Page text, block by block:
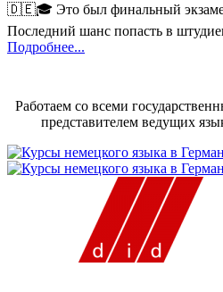
🇩🇪🎓 Это был финальный
Последний шанс попасть в
Подробнее...
Работаем со всеми
представителем ведущих